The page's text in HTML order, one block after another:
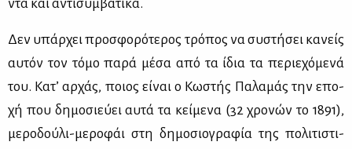
ντα και αντι­συμ­βα­τι­κά.
Δεν υπάρ­χει προ­σφο­ρό­τε­ρος τρό­πος να συ­στή­σει κα­νείς
αυ­τόν τον τό­μο πα­ρά μέ­σα από τα ίδια τα πε­ριε­χό­με­νά
του. Κα­τ’ αρ­χάς, ποιος εί­ναι ο Κω­στής Πα­λα­μάς την επο­
χή που δη­μο­σιεύ­ει αυ­τά τα κεί­με­να (32 χρο­νών το 1891),
με­ρο­δού­λι-με­ρο­φάι στη δη­μο­σιο­γρα­φία της πο­λι­τι­στι­